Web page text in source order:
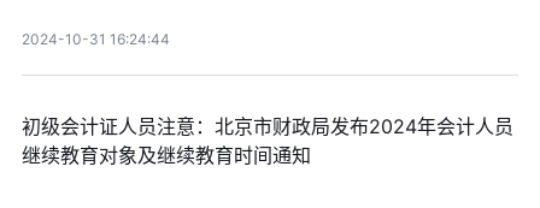
2024-10-31 16:24:44
初级会计证人员注意：北京市财政局发布2024年会计人员
继续教育对象及继续教育时间通知